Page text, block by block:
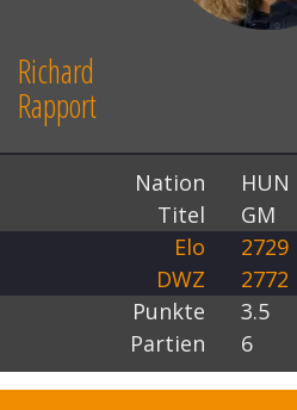
Richard
Rapport
Nation
HUN
Titel
GM
Elo
2729
DWZ
2772
Punkte
3.5
Partien
6